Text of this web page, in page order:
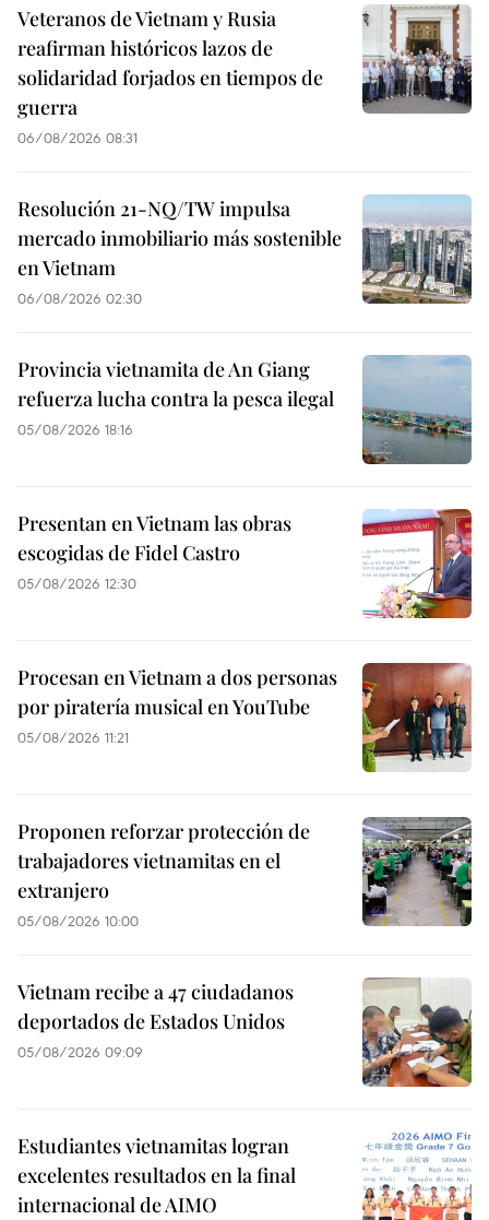
Veteranos de Vietnam y Rusia
reafirman históricos lazos de
solidaridad forjados en tiempos de
guerra
06/08/2026 08:31
Resolución 21-NQ/TW impulsa
mercado inmobiliario más sostenible
en Vietnam
06/08/2026 02:30
Provincia vietnamita de An Giang
refuerza lucha contra la pesca ilegal
05/08/2026 18:16
Presentan en Vietnam las obras
escogidas de Fidel Castro
05/08/2026 12:30
Procesan en Vietnam a dos personas
por piratería musical en YouTube
05/08/2026 11:21
Proponen reforzar protección de
trabajadores vietnamitas en el
extranjero
05/08/2026 10:00
Vietnam recibe a 47 ciudadanos
deportados de Estados Unidos
05/08/2026 09:09
Estudiantes vietnamitas logran
excelentes resultados en la final
internacional de AIMO